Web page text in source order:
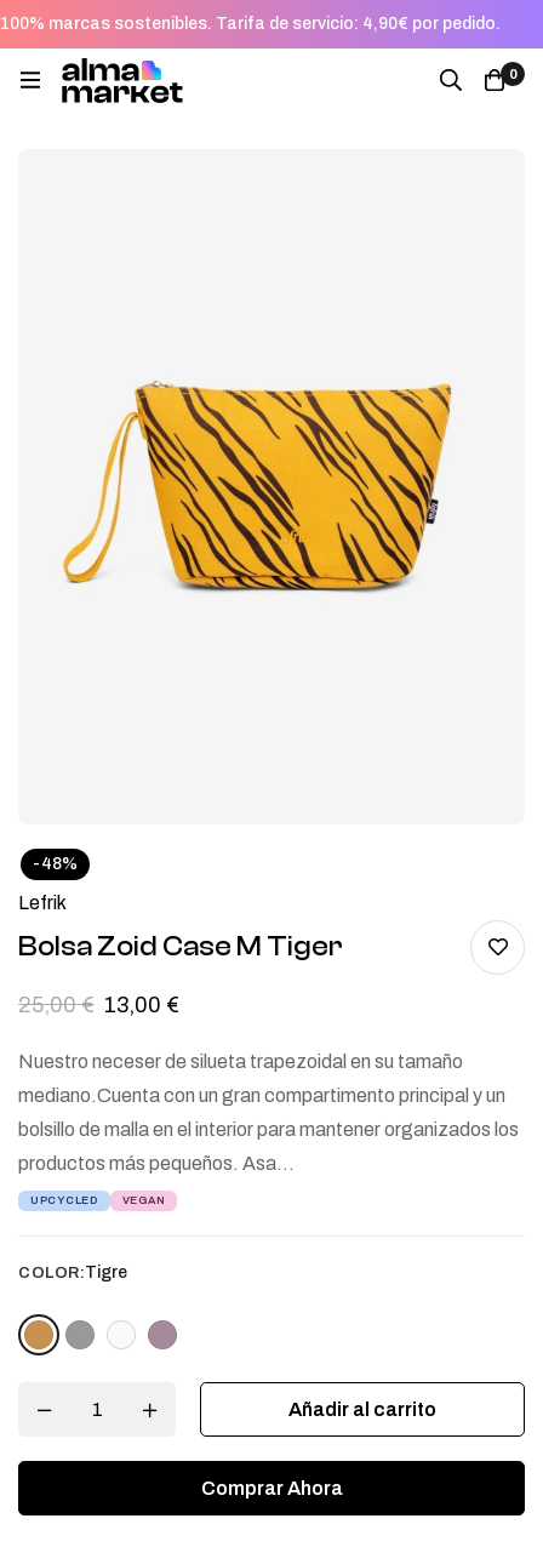
100% marcas sostenibles. Tarifa de servicio: 4,90€ por pedido.
0
-48%
Lefrik
Bolsa Zoid Case M Tiger
25,00€ 13,00 €
Nuestro neceser de silueta trapezoidal en su tamaño
mediano.Cuenta con un gran compartimento principal y un
bolsillo de malla en el interior para mantener organizados los
productos más pequeños. Asa…
UPCYCLED VEGAN
COLOR:Tigre
Añadir al carrito
Comprar Ahora